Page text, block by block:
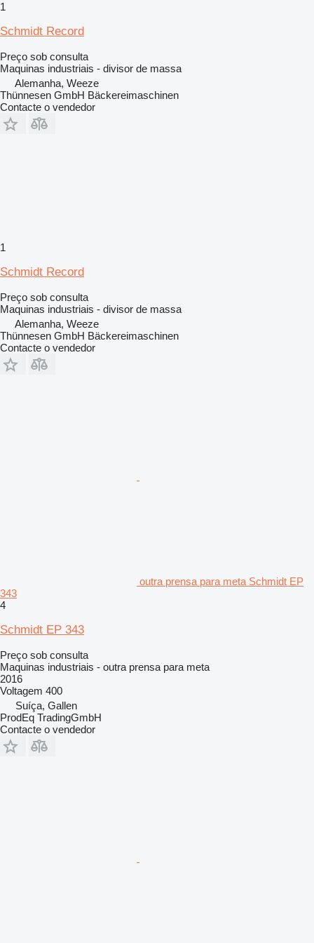
1
Schmidt Record
Preço sob consulta
Maquinas industriais - divisor de massa
Alemanha, Weeze
Thünnesen GmbH Bäckereimaschinen
Contacte o vendedor
1
Schmidt Record
Preço sob consulta
Maquinas industriais - divisor de massa
Alemanha, Weeze
Thünnesen GmbH Bäckereimaschinen
Contacte o vendedor
outra prensa para meta Schmidt EP
343
4
Schmidt EP 343
Preço sob consulta
Maquinas industriais - outra prensa para meta
2016
Voltagem 400
Suíça, Gallen
ProdEq TradingGmbH
Contacte o vendedor